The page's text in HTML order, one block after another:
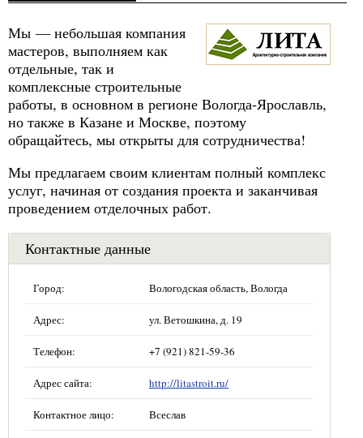
Мы — небольшая компания
мастеров, выполняем как
отдельные, так и
комплексные строительные
работы, в основном в регионе Вологда-Ярославль,
но также в Казане и Москве, поэтому
обращайтесь, мы открыты для сотрудничества!
Мы предлагаем своим клиентам полный комплекс
услуг, начиная от создания проекта и заканчивая
проведением отделочных работ.
Контактные данные
Город: Вологодская область, Вологда
Адрес: ул. Ветошкина, д. 19
Телефон: +7 (921) 821-59-36
Адрес сайта: http://litastroit.ru/
Контактное лицо: Всеслав